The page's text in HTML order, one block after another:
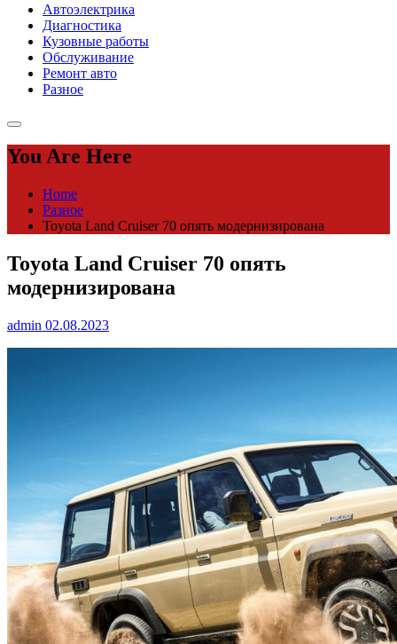
Автоэлектрика
Диагностика
Кузовные работы
Обслуживание
Ремонт авто
Разное
You Are Here
Home
Разное
Toyota Land Cruiser 70 опять модернизирована
Toyota Land Cruiser 70 опять
модернизирована
admin 02.08.2023